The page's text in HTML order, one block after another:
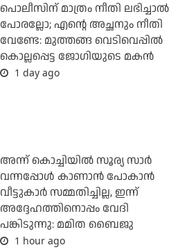
പൊലീസിന് മാത്രം നീതി ലഭിച്ചാല്‍
പോരല്ലോ; എന്റെ അച്ഛനും നീതി
വേണ്ടേ: മുത്തങ്ങ വെടിവെപ്പില്‍
കൊല്ലപ്പെട്ട ജോഗിയുടെ മകന്‍
1 day ago
അന്ന് കൊച്ചിയില്‍ സൂര്യ സാര്‍
വന്നപ്പോള്‍ കാണാന്‍ പോകാന്‍
വീട്ടുകാര്‍ സമ്മതിച്ചില്ല, ഇന്ന്
അദ്ദേഹത്തിനൊപ്പം വേദി
പങ്കിടുന്നു: മമിത ബൈജു
1 hour ago